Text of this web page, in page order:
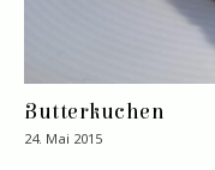
Butterkuchen
24. Mai 2015